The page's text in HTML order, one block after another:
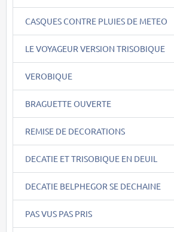
CASQUES CONTRE PLUIES DE METEO
LE VOYAGEUR VERSION TRISOBIQUE
VEROBIQUE
BRAGUETTE OUVERTE
REMISE DE DECORATIONS
DECATIE ET TRISOBIQUE EN DEUIL
DECATIE BELPHEGOR SE DECHAINE
PAS VUS PAS PRIS